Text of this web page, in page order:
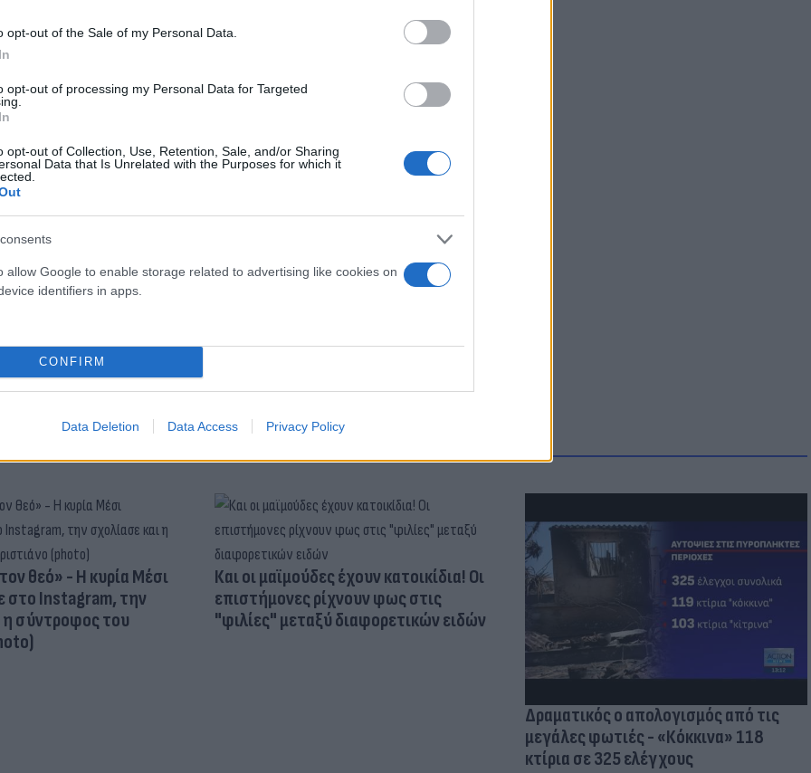
opt-out of the Sale of my Personal Data.
opt-out of processing my Personal Data for Targeted
opt-out of Collection, Use, Retention, Sale, and/or Sharing
Data that Is Unrelated with the Purposes for which it
allow Google to enable storage related to advertising like cookies on
identifiers in apps.
CONFIRM
Data Deletion Data Access Privacy Policy
των επιτοκίων
ομόλογο - 4 δισ. ευρώ αντλεί η Ελλάδα
αναλυτές
ομόλογο του Ελληνικού Δημοσίου
30ετες ομόλογο
θεό» - Η κυρία Μέσι
στο Instagram, την
η σύντροφος του
Και οι μαϊμούδες έχουν κατοικίδια! Οι
επιστήμονες ρίχνουν φως στις
"φιλίες" μεταξύ διαφορετικών ειδών
Δραματικός ο απολογισμός από τις
μεγάλες φωτιές - «Κόκκινα» 118
κτίρια σε 325 ελέγχους